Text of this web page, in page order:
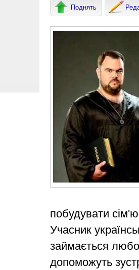
Поднять
побудувати
Учасник
займається
допоможуть